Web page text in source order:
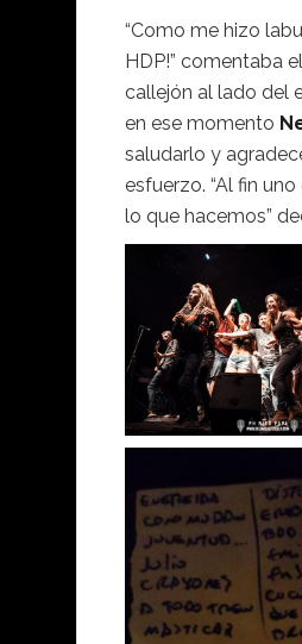
“Como me hizo
HDP!” comentaba
callejón al lado del
en ese momento
saludarlo y
esfuerzo. “Al fin
lo que hacemos”